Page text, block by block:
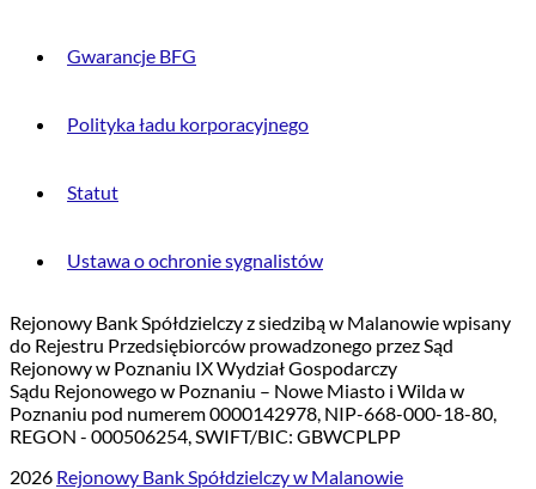
Gwarancje BFG
Polityka ładu korporacyjnego
Statut
Ustawa o ochronie sygnalistów
Rejonowy Bank Spółdzielczy z siedzibą w Malanowie wpisany
do Rejestru Przedsiębiorców prowadzonego przez Sąd
Rejonowy w Poznaniu IX Wydział Gospodarczy
Sądu Rejonowego w Poznaniu – Nowe Miasto i Wilda w
Poznaniu pod numerem 0000142978, NIP-668-000-18-80,
REGON - 000506254, SWIFT/BIC: GBWCPLPP
2026 Rejonowy Bank Spółdzielczy w Malanowie